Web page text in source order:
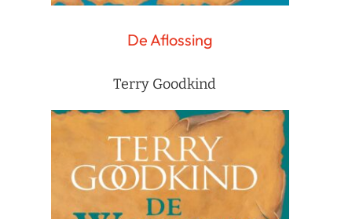
De Aflossing
Terry Goodkind